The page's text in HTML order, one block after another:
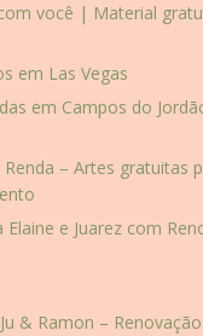
você | Material
em Las Vegas
em Campos do
– Artes gratuitas
Elaine e Juarez com
& Ramon –